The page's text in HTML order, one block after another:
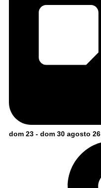
dom 23 - dom 30 agosto 26